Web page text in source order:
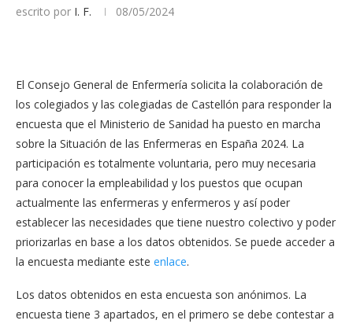
escrito por I. F. 08/05/2024
El Consejo General de Enfermería solicita la colaboración de
los colegiados y las colegiadas de Castellón para responder la
encuesta que el Ministerio de Sanidad ha puesto en marcha
sobre la Situación de las Enfermeras en España 2024. La
participación es totalmente voluntaria, pero muy necesaria
para conocer la empleabilidad y los puestos que ocupan
actualmente las enfermeras y enfermeros y así poder
establecer las necesidades que tiene nuestro colectivo y poder
priorizarlas en base a los datos obtenidos. Se puede acceder a
la encuesta mediante este enlace.
Los datos obtenidos en esta encuesta son anónimos. La
encuesta tiene 3 apartados, en el primero se debe contestar a